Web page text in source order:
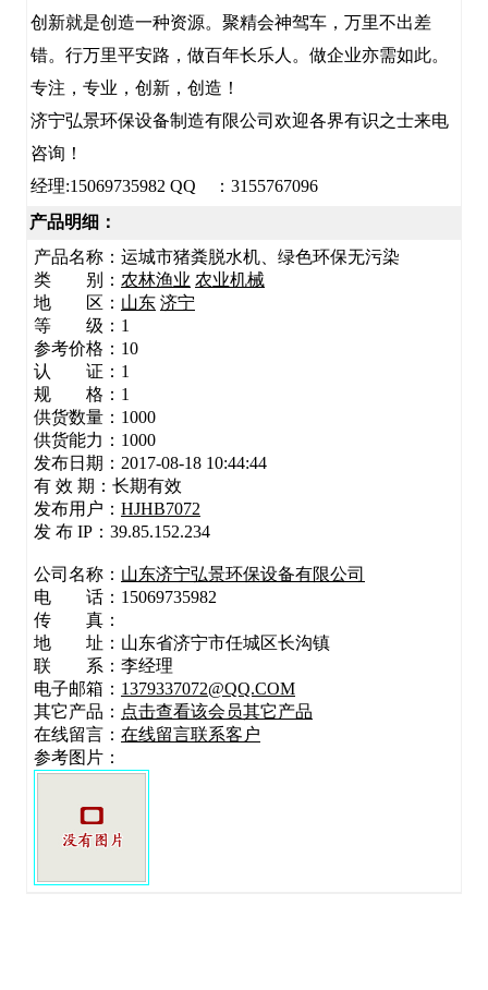
创新就是创造一种资源。聚精会神驾车，万里不出差
错。行万里平安路，做百年长乐人。做企业亦需如此。
专注，专业，创新，创造！
济宁弘景环保设备制造有限公司欢迎各界有识之士来电
咨询！
经理:15069735982 QQ ：3155767096
产品明细：
产品名称： 运城市猪粪脱水机、绿色环保无污染
类 别： 农林渔业 农业机械
地 区： 山东 济宁
等 级：1
参考价格：10
认 证：1
规 格：1
供货数量：1000
供货能力：1000
发布日期：2017-08-18 10:44:44
有 效 期：长期有效
发布用户： HJHB7072
发 布 IP：39.85.152.234
公司名称： 山东济宁弘景环保设备有限公司
电 话：15069735982
传 真：
地 址： 山东省济宁市任城区长沟镇
联 系：李经理
电子邮箱： 1379337072@QQ.COM
其它产品： 点击查看该会员其它产品
在线留言： 在线留言联系客户
参考图片：